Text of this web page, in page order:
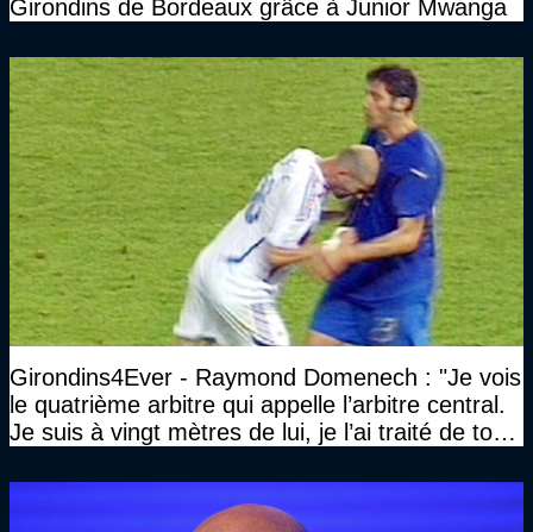
Girondins de Bordeaux grâce à Junior Mwanga
Girondins4Ever - Raymond Domenech : "Je vois
le quatrième arbitre qui appelle l’arbitre central.
Je suis à vingt mètres de lui, je l’ai traité de tous